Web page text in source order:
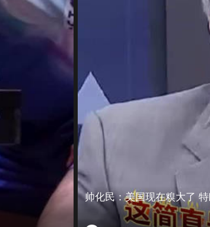
帅化民：美国现在糗大了